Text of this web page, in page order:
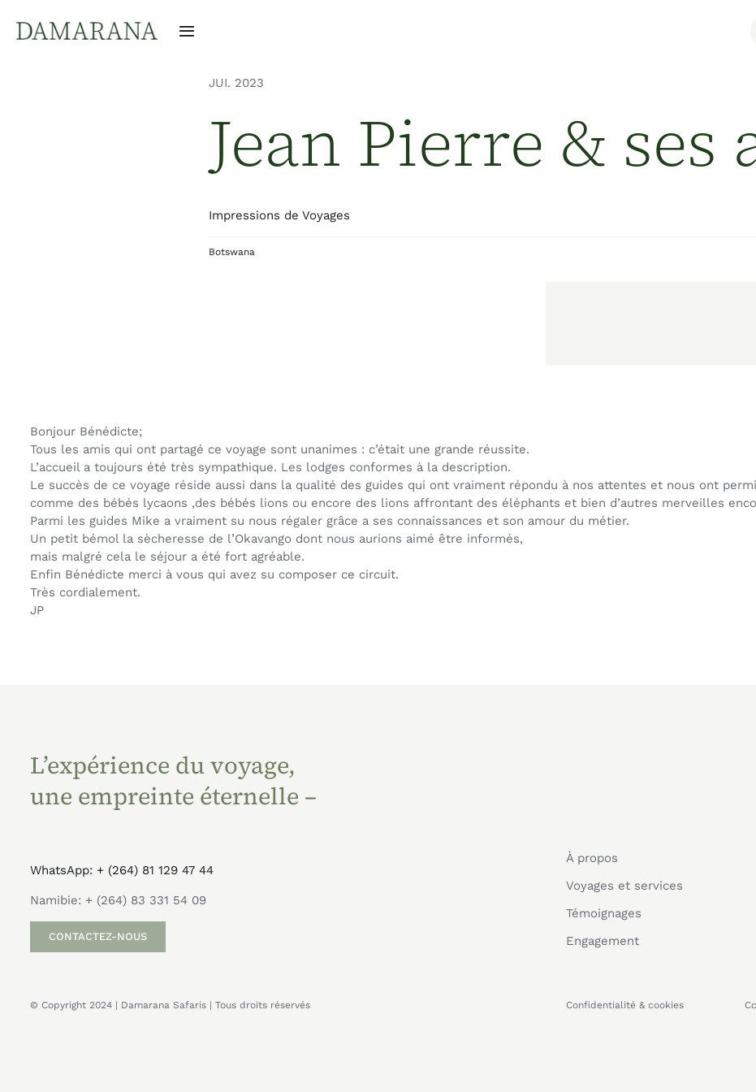
contenu
Navigation
bascule
Voyages et services
JUI. 2023
Jean Pierre & ses
Impressions de Voyages
Botswana
Bonjour Bénédicte;
Tous les amis qui ont partagé ce voyage sont unanimes : c’était une grande réussite.
L’accueil a toujours été très sympathique. Les lodges conformes à la description.
Le succès de ce voyage réside aussi dans la qualité des guides qui ont vraiment répondu à nos attentes et nous ont
comme des bébés lycaons ,des bébés lions ou encore des lions affrontant des éléphants et bien d’autres merveilles
Parmi les guides Mike a vraiment su nous régaler grâce a ses connaissances et son amour du métier.
Un petit bémol la sècheresse de l’Okavango dont nous aurions aimé être informés,
mais malgré cela le séjour a été fort agréable.
Enfin Bénédicte merci à vous qui avez su composer ce circuit.
Très cordialement.
JP
L’expérience du voyage,
une empreinte éternelle –
WhatsApp: + (264) 81 129 47 44
Namibie: + (264) 83 331 54 09
CONTACTEZ-NOUS
À propos
Voyages et services
Témoignages
Engagement
© Copyright 2024 | Damarana Safaris | Tous droits réservés Confidentialité & cookies